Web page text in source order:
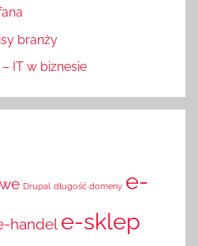
branży
IT w biznesie
Drupal długość domeny e-
handel e-sklep